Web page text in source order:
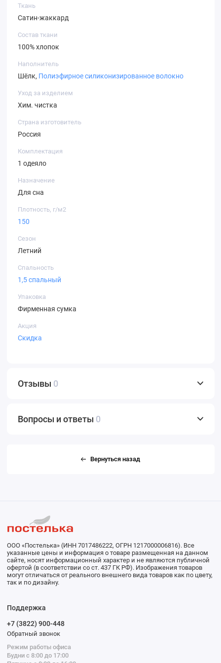
Ткань
Сатин-жаккард
Состав ткани
100% хлопок
Наполнитель
Шёлк, Полиэфирное силиконизированное волокно
Уход за изделием
Хим. чистка
Страна изготовитель
Россия
Комплектация
1 одеяло
Назначение
Для сна
Плотность, г/м2
150
Сезон
Летний
Спальность
1,5 спальный
Упаковка
Фирменная сумка
Акция
Скидка
Отзывы 0
Вопросы и ответы 0
Вернуться назад
ООО «Постелька» (ИНН 7017486222, ОГРН 1217000006816). Все
указанные цены и информация о товаре размещенная на данном
сайте, носят информационный характер и не являются публичной
офертой (в соответствии со ст. 437 ГК РФ). Изображения товаров
могут отличаться от реального внешнего вида товаров как по цвету,
так и по дизайну.
Поддержка
+7 (3822) 900-448
Обратный звонок
Режим работы офиса
Будни с 8:00 до 17:00